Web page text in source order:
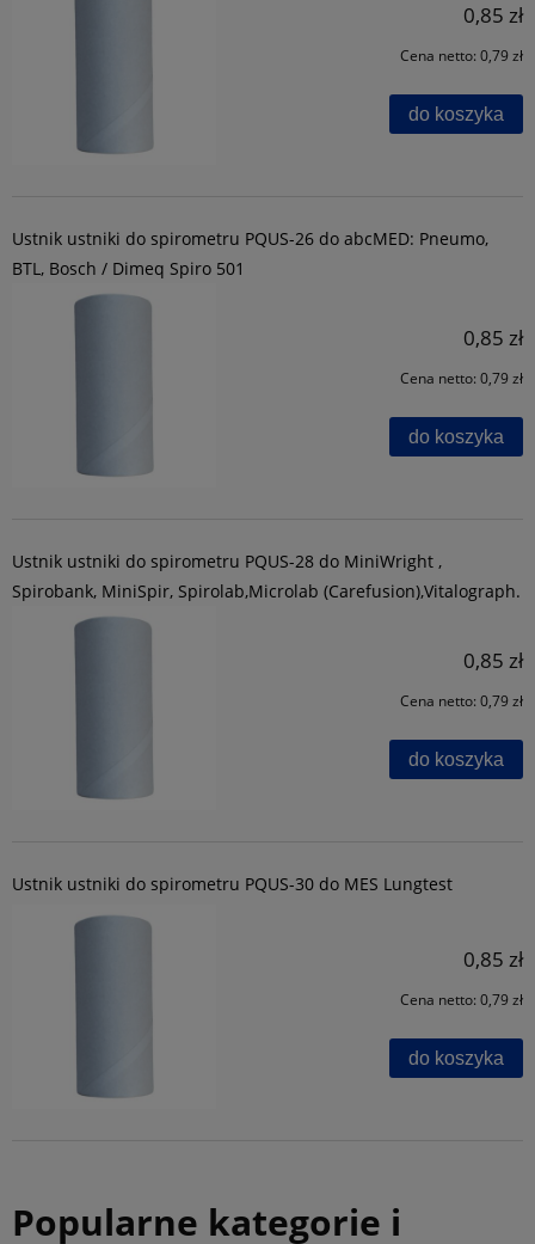
0,85 zł
Cena netto: 0,79 zł
do koszyka
Ustnik ustniki do spirometru PQUS-26 do abcMED: Pneumo,
BTL, Bosch / Dimeq Spiro 501
0,85 zł
Cena netto: 0,79 zł
do koszyka
Ustnik ustniki do spirometru PQUS-28 do MiniWright ,
Spirobank, MiniSpir, Spirolab,Microlab (Carefusion),Vitalograph.
0,85 zł
Cena netto: 0,79 zł
do koszyka
Ustnik ustniki do spirometru PQUS-30 do MES Lungtest
0,85 zł
Cena netto: 0,79 zł
do koszyka
Popularne kategorie i